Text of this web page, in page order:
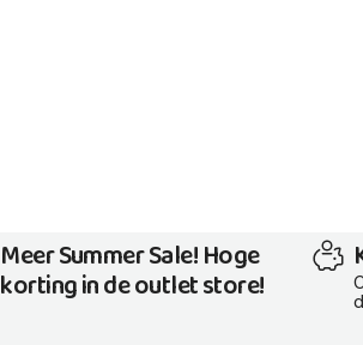
Meer Summer Sale! Hoge
korting in de outlet store!